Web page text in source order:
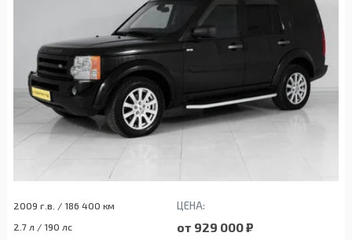
2009 г.в. / 186 400 км ЦЕНА:
2.7 л / 190 лс от 929 000 ₽